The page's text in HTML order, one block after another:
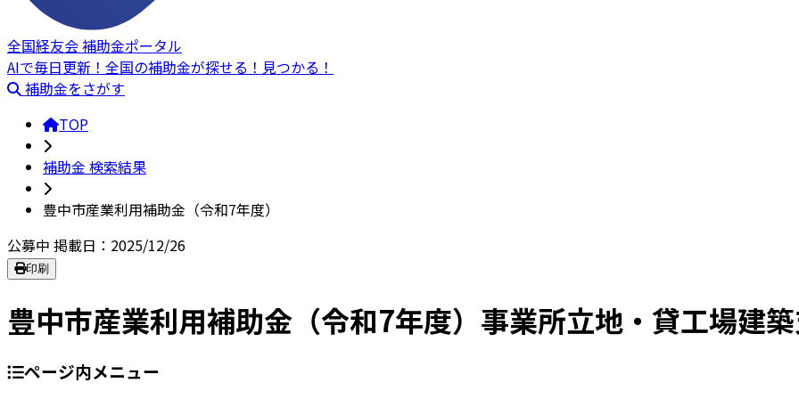
全国経友会 補助金ポータル
AIで毎日更新！全国の補助金が探せる！見つかる！
補助金をさがす
TOP
補助金 検索結果
豊中市産業利用補助金（令和7年度）
公募中 掲載日：2025/12/26
印刷
豊中市産業利用補助金（令和7年度）事業所立地・貸工場建
ページ内メニュー